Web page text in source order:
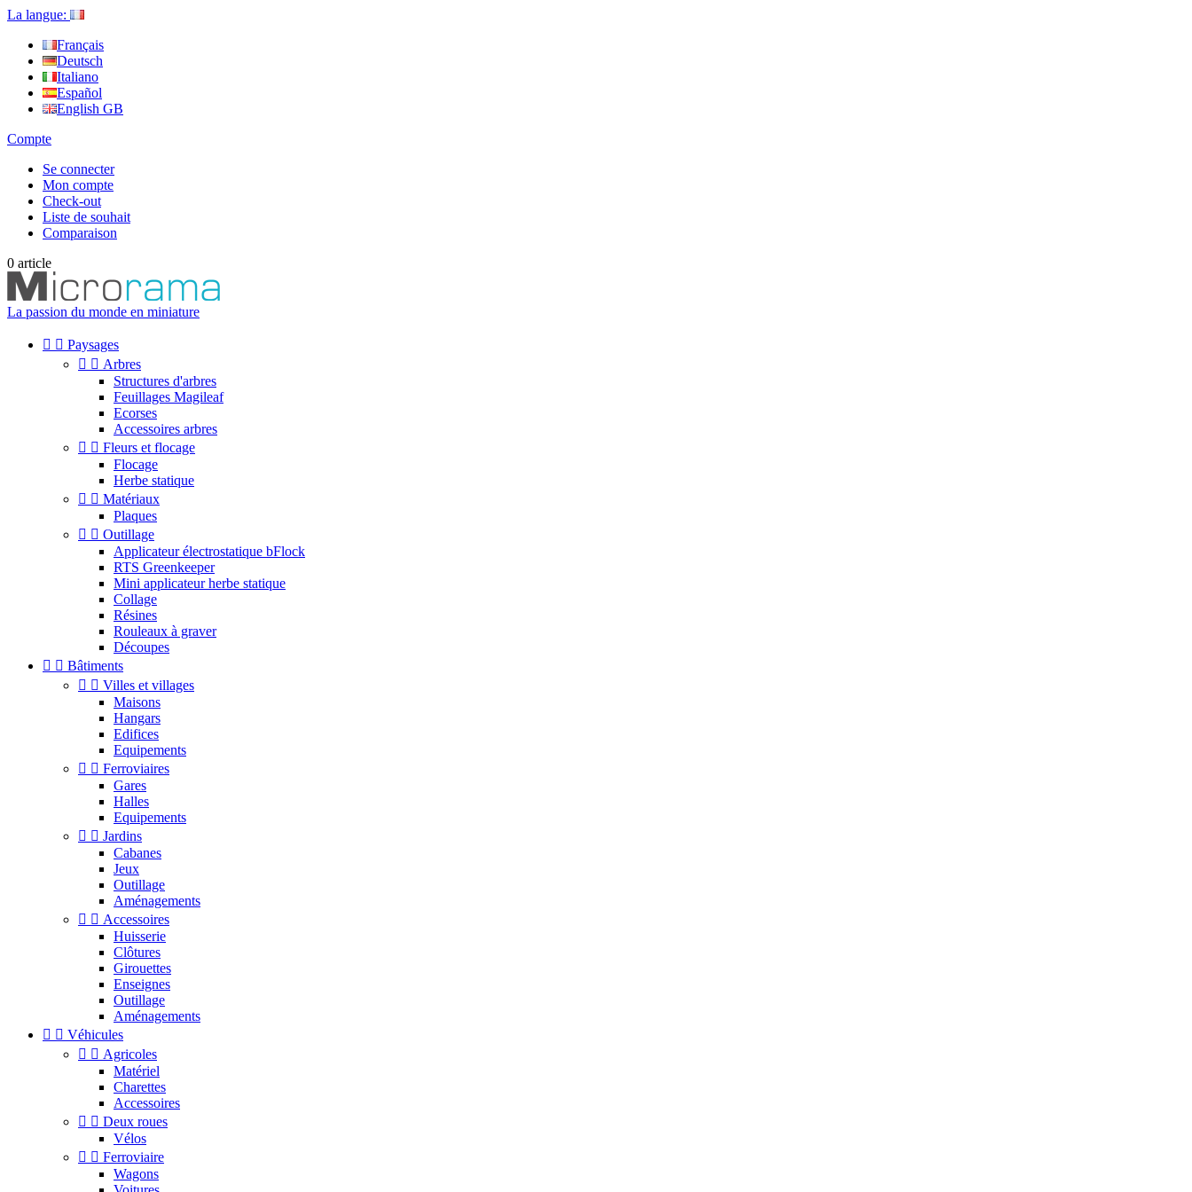
La langue:
Français
Deutsch
Italiano
Español
English GB
Compte
Se connecter
Mon compte
Check-out
Liste de souhait
Comparaison
0 article
La passion du monde en miniature
  Paysages
  Arbres
Structures d'arbres
Feuillages Magileaf
Ecorses
Accessoires arbres
  Fleurs et flocage
Flocage
Herbe statique
  Matériaux
Plaques
  Outillage
Applicateur électrostatique bFlock
RTS Greenkeeper
Mini applicateur herbe statique
Collage
Résines
Rouleaux à graver
Découpes
  Bâtiments
  Villes et villages
Maisons
Hangars
Edifices
Equipements
  Ferroviaires
Gares
Halles
Equipements
  Jardins
Cabanes
Jeux
Outillage
Aménagements
  Accessoires
Huisserie
Clôtures
Girouettes
Enseignes
Outillage
Aménagements
  Véhicules
  Agricoles
Matériel
Charettes
Accessoires
  Deux roues
Vélos
  Ferroviaire
Wagons